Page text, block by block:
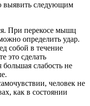
выявить следующим
При перекосе мышц
определить удар.
собой в течение
это сделать
слабость не
человек не
как в состоянии